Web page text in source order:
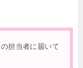
担当者に届いて